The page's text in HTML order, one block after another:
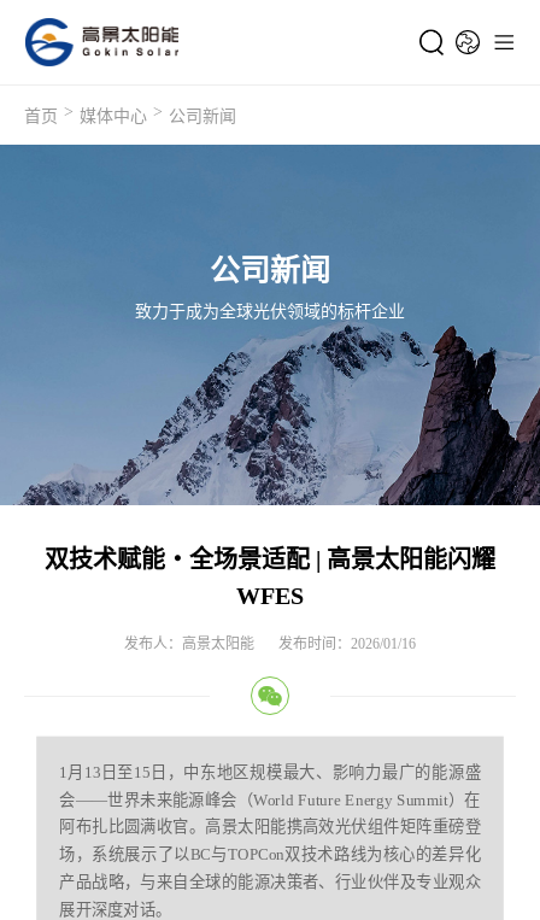
首页 > 媒体中心 > 公司新闻
公司新闻
致力于成为全球光伏领域的标杆企业
双技术赋能・全场景适配 | 高景太阳能闪耀
WFES
发布人：高景太阳能 发布时间：2026/01/16
1月13日至15日，中东地区规模最大、影响力最广的能源盛
会——世界未来能源峰会（World Future Energy Summit）在
阿布扎比圆满收官。高景太阳能携高效光伏组件矩阵重磅登
场，系统展示了以BC与TOPCon双技术路线为核心的差异化
产品战略，与来自全球的能源决策者、行业伙伴及专业观众
展开深度对话。